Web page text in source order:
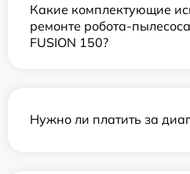
Какие комплектующие
ремонте робота-
FUSION 150?
Нужно ли платить за